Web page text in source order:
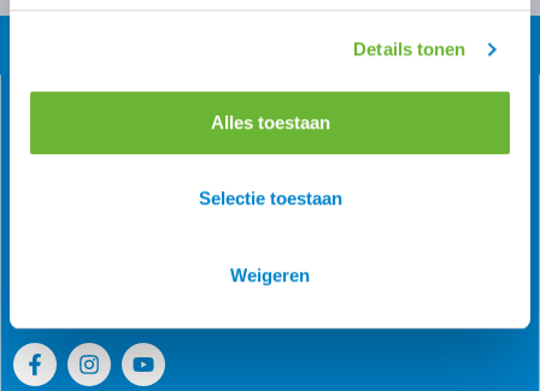
Details tonen
Alles toestaan
Selectie toestaan
Weigeren
de Benelux is Atorka bekend. Maar ook bij andere
jodhpur rijbroeken, waterdichte ruiterjassen en zo veel